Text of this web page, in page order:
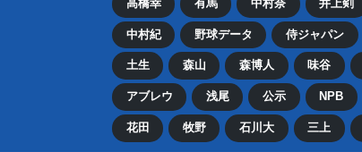
高橋幸 有馬 中村奈 井上剣
中村紀 野球データ 侍ジャパン
土生 森山 森博人 味谷
アブレウ 浅尾 公示 NPB
花田 牧野 石川大 三上